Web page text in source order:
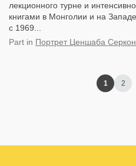
лекционного турне и
книгами в Монголии и на
с 1969...
Part in Портрет Ценшаба
1 2